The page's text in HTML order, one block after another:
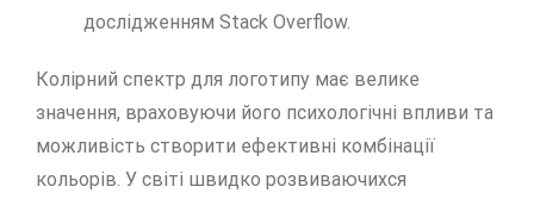
дослідженням Stack Overflow.
Колірний спектр для логотипу має велике
значення, враховуючи його психологічні впливи та
можливість створити ефективні комбінації
кольорів. У світі швидко розвиваючихся